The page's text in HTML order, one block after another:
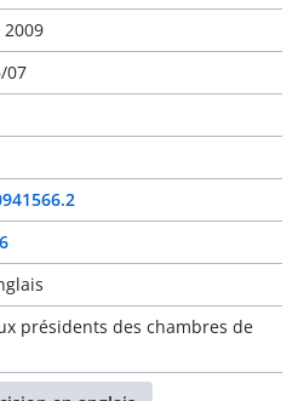
07
présidents des chambres de